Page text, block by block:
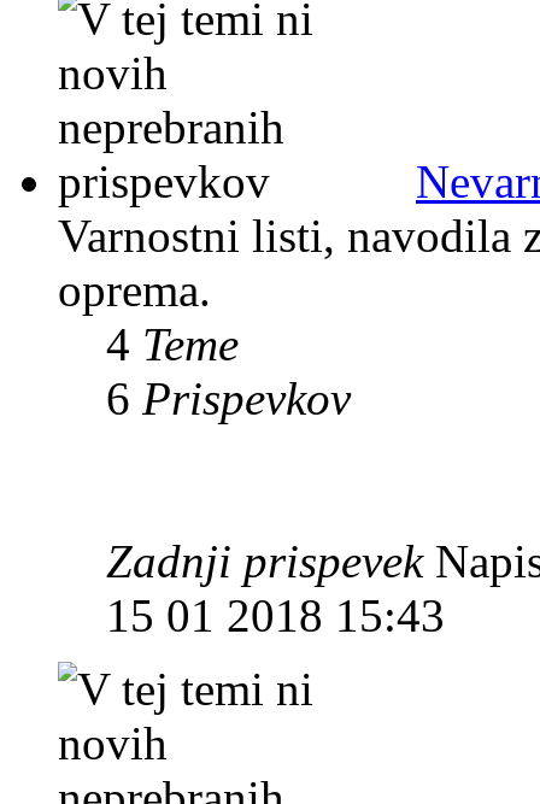
Varnostni listi, navodila
oprema.
4 Teme
6 Prispevkov
Zadnji prispevek
15 01 2018 15:43